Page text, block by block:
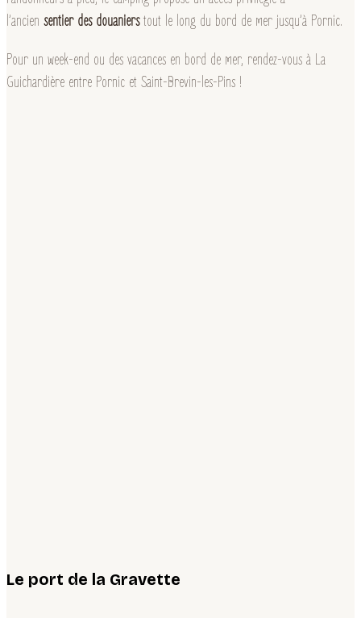
l’ancien sentier des douanierstout le long du bord de mer jusqu’à Pornic.
Pour un week-end ou des vacances en bord de mer, rendez-vous à La
Guichardière entre Pornic et Saint-Brevin-les-Pins !
Le port de la Gravette